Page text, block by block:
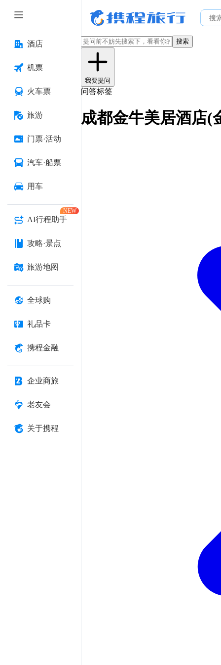
酒店
机票
火车票
旅游
门票·活动
汽车·船票
用车
AI行程助手
NEW
攻略·景点
旅游地图
全球购
礼品卡
携程金融
企业商旅
老友会
关于携程
搜索
我要提问
问答标签
成都金牛美居酒店(